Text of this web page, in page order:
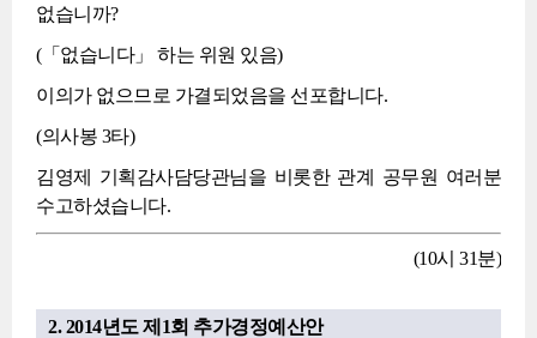
없습니까?
(「없습니다」 하는 위원 있음)
이의가 없으므로 가결되었음을 선포합니다.
(의사봉 3타)
김영제 기획감사담당관님을 비롯한 관계 공무원 여러분
수고하셨습니다.
(10시 31분)
2. 2014년도 제1회 추가경정예산안